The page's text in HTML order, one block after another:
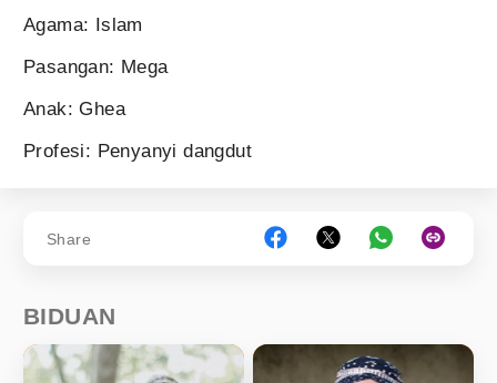
Agama: Islam
Pasangan: Mega
Anak: Ghea
Profesi: Penyanyi dangdut
Share
BIDUAN